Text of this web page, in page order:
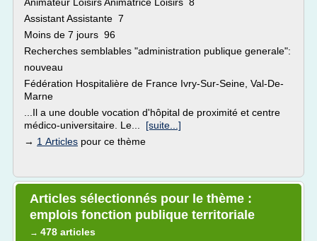
Assistant Assistante 7
Moins de 7 jours 96
Recherches semblables "administration publique generale":
nouveau
Fédération Hospitalière de France Ivry-Sur-Seine, Val-De-
Marne
...Il a une double vocation d'hôpital de proximité et centre
médico-universitaire. Le... [suite...]
→ 1 Articles pour ce thème
Articles sélectionnés pour le thème :
emplois fonction publique territoriale
→ 478 articles